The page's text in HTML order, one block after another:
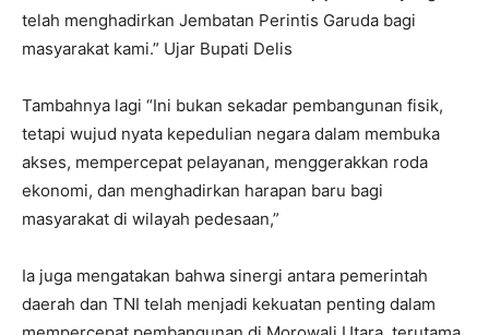
telah menghadirkan Jembatan Perintis Garuda bagi
masyarakat kami.” Ujar Bupati Delis
Tambahnya lagi “Ini bukan sekadar pembangunan fisik,
tetapi wujud nyata kepedulian negara dalam membuka
akses, mempercepat pelayanan, menggerakkan roda
ekonomi, dan menghadirkan harapan baru bagi
masyarakat di wilayah pedesaan,”
Ia juga mengatakan bahwa sinergi antara pemerintah
daerah dan TNI telah menjadi kekuatan penting dalam